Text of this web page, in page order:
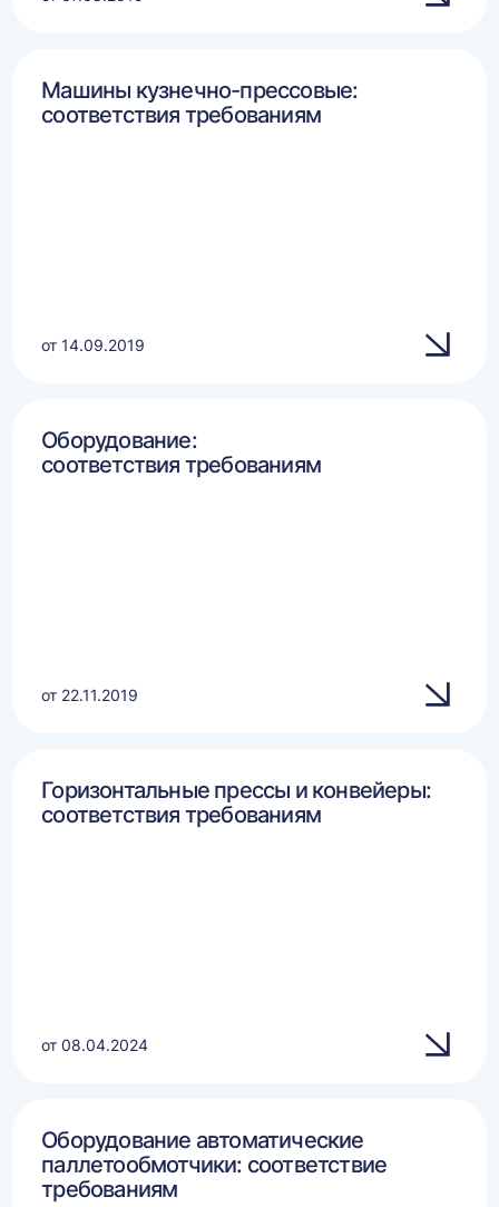
Машины кузнечно-прессовые:
соответствия требованиям
от 14.09.2019
Оборудование:
соответствия требованиям
от 22.11.2019
Горизонтальные прессы и конвейеры:
соответствия требованиям
от 08.04.2024
Оборудование автоматические
паллетообмотчики: соответствие
требованиям